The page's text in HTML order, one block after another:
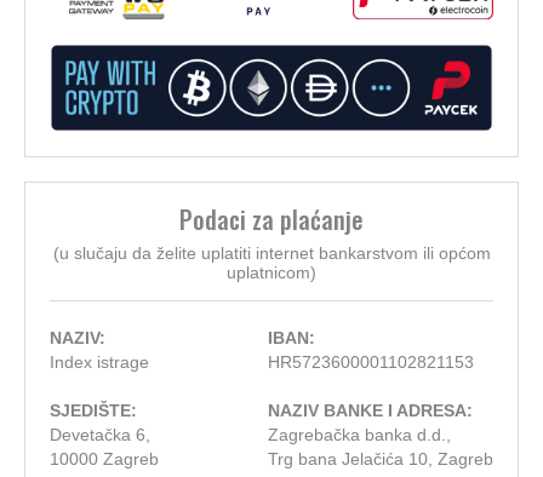
Podaci za plaćanje
(u slučaju da želite uplatiti internet bankarstvom ili općom
uplatnicom)
NAZIV:
Index istrage
SJEDIŠTE:
Devetačka 6,
10000 Zagreb
IBAN:
HR5723600001102821153
NAZIV BANKE I ADRESA:
Zagrebačka banka d.d.,
Trg bana Jelačića 10, Zagreb